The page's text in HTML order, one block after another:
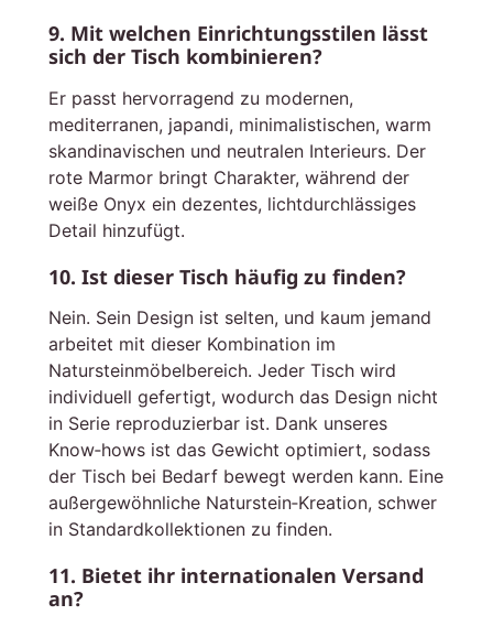
9. Mit welchen Einrichtungsstilen lässt
sich der Tisch kombinieren?
Er passt hervorragend zu modernen,
mediterranen, japandi, minimalistischen, warm
skandinavischen und neutralen Interieurs. Der
rote Marmor bringt Charakter, während der
weiße Onyx ein dezentes, lichtdurchlässiges
Detail hinzufügt.
10. Ist dieser Tisch häufig zu finden?
Nein. Sein Design ist selten, und kaum jemand
arbeitet mit dieser Kombination im
Natursteinmöbelbereich. Jeder Tisch wird
individuell gefertigt, wodurch das Design nicht
in Serie reproduzierbar ist. Dank unseres
Know‑hows ist das Gewicht optimiert, sodass
der Tisch bei Bedarf bewegt werden kann. Eine
außergewöhnliche Naturstein‑Kreation, schwer
in Standardkollektionen zu finden.
11. Bietet ihr internationalen Versand
an?